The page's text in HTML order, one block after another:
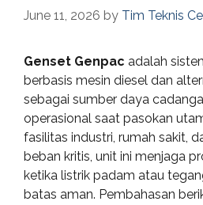
June 11, 2026 by Tim Teknis
Genset Genpac adalah
berbasis mesin diesel dan
sebagai sumber daya
operasional saat pasokan
fasilitas industri, rumah sakit,
beban kritis, unit ini menjaga
ketika listrik padam atau
batas aman. Pembahasan